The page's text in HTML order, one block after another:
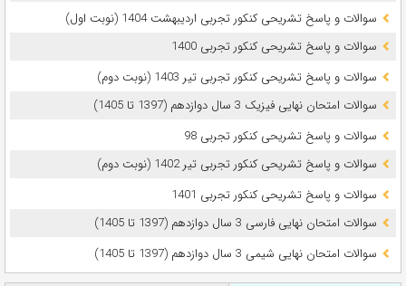
سوالات و پاسخ تشریحی کنکور تجربی اردیبهشت 1404 (نوبت اول)
سوالات و پاسخ تشریحی کنکور تجربی 1400
سوالات و پاسخ تشریحی کنکور تجربی تیر 1403 (نوبت دوم)
سوالات امتحان نهایی فیزیک 3 سال دوازدهم (1397 تا 1405)
سوالات و پاسخ تشریحی کنکور تجربی 98
سوالات و پاسخ تشریحی کنکور تجربی تیر 1402 (نوبت دوم)
سوالات و پاسخ تشریحی کنکور تجربی 1401
سوالات امتحان نهایی فارسی 3 سال دوازدهم (1397 تا 1405)
سوالات امتحان نهایی شیمی 3 سال دوازدهم (1397 تا 1405)